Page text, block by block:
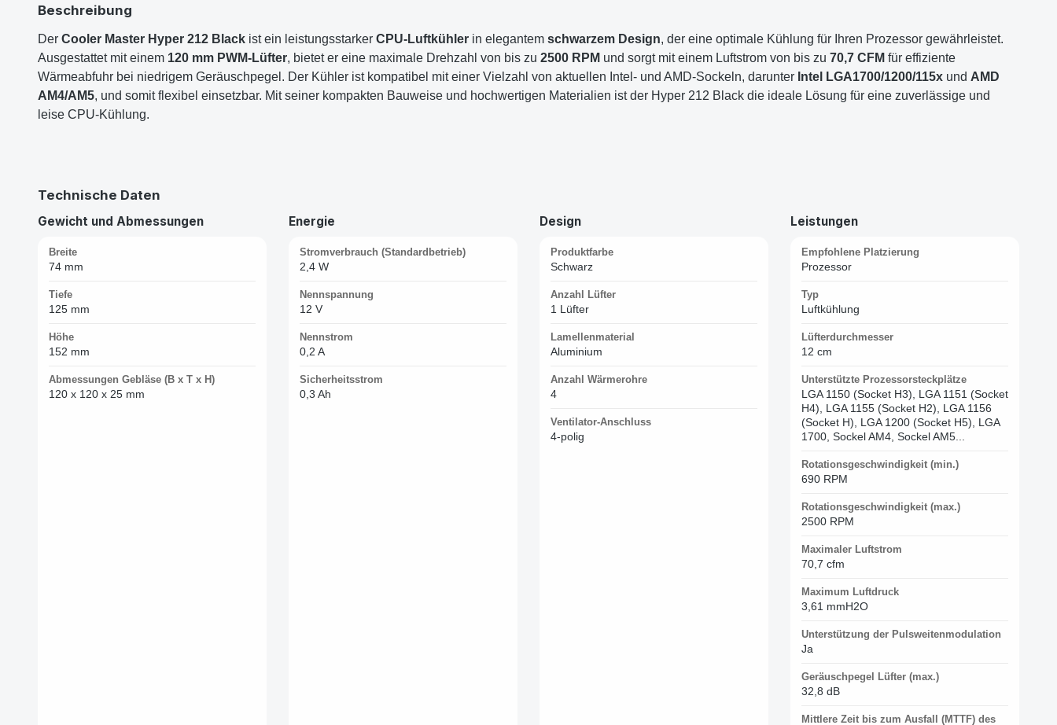
Beschreibung
Der Cooler Master Hyper 212 Black ist ein leistungsstarker CPU-Luftkühler in elegantem schwarzem Design, der eine optimale Kühlung für Ihren Prozessor gewährleistet.
Ausgestattet mit einem 120 mm PWM-Lüfter, bietet er eine maximale Drehzahl von bis zu 2500 RPM und sorgt mit einem Luftstrom von bis zu 70,7 CFM für effiziente
Wärmeabfuhr bei niedrigem Geräuschpegel. Der Kühler ist kompatibel mit einer Vielzahl von aktuellen Intel- und AMD-Sockeln, darunter Intel LGA1700/1200/115x und AMD
AM4/AM5, und somit flexibel einsetzbar. Mit seiner kompakten Bauweise und hochwertigen Materialien ist der Hyper 212 Black die ideale Lösung für eine zuverlässige und
leise CPU-Kühlung.
Technische Daten
Gewicht und Abmessungen
Breite
74 mm
Tiefe
125 mm
Höhe
152 mm
Abmessungen Gebläse (B x T x H)
120 x 120 x 25 mm
Energie
Stromverbrauch (Standardbetrieb)
2,4 W
Nennspannung
12 V
Nennstrom
0,2 A
Sicherheitsstrom
0,3 Ah
Design
Produktfarbe
Schwarz
Anzahl Lüfter
1 Lüfter
Lamellenmaterial
Aluminium
Anzahl Wärmerohre
4
Ventilator-Anschluss
4-polig
Leistungen
Empfohlene Platzierung
Prozessor
Typ
Luftkühlung
Lüfterdurchmesser
12 cm
Unterstützte Prozessorsteckplätze
LGA 1150 (Socket H3), LGA 1151 (Socket
H4), LGA 1155 (Socket H2), LGA 1156
(Socket H), LGA 1200 (Socket H5), LGA
1700, Sockel AM4, Sockel AM5...
Rotationsgeschwindigkeit (min.)
690 RPM
Rotationsgeschwindigkeit (max.)
2500 RPM
Maximaler Luftstrom
70,7 cfm
Maximum Luftdruck
3,61 mmH2O
Unterstützung der Pulsweitenmodulation
Ja
Geräuschpegel Lüfter (max.)
32,8 dB
Mittlere Zeit bis zum Ausfall (MTTF) des